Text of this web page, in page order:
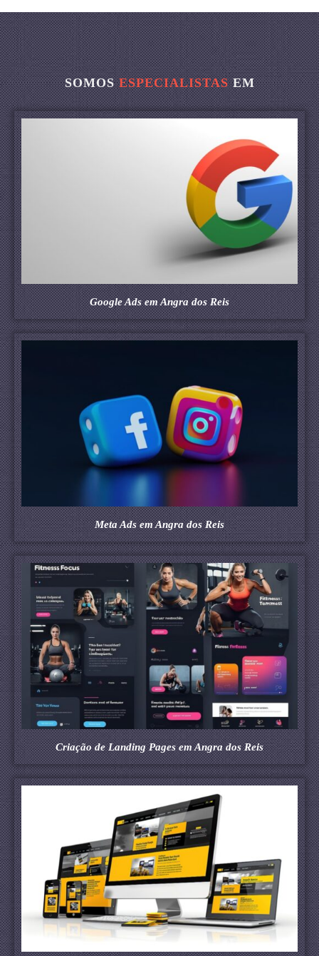
SOMOSESPECIALISTASEM
Google Ads em Angra dos Reis
Meta Ads em Angra dos Reis
Criação de Landing Pages em Angra dos Reis